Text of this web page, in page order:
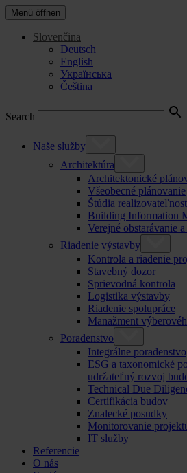
Menü öffnen
Slovenčina
Deutsch
English
Українська
Čeština
Search
Naše služby
Architektúra
Architektonické
Všeobecné plánovanie
Štúdia
Building Information
Verejné obstarávanie
Riadenie výstavby
Kontrola a riadenie
Stavebný dozor
Sprievodná kontrola
Logistika výstavby
Riadenie spolupráce
Manažment
Poradenstvo
Integrálne poradenstvo
ESG a taxonomické
udržateľný rozvoj
Technical Due
Certifikácia budov
Znalecké posudky
Monitorovanie
IT služby
Referencie
O nás